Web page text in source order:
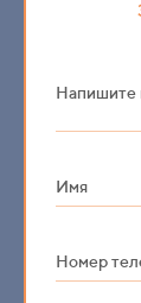
Напишите
Имя
Номер